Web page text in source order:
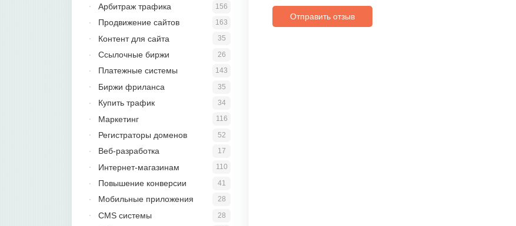
Отправить отзыв
156
Арбитраж трафика
163
Продвижение сайтов
35
Контент для сайта
26
Ссылочные биржи
143
Платежные системы
35
Биржи фриланса
34
Купить трафик
116
Маркетинг
52
Регистраторы доменов
17
Веб-разработка
110
Интернет-магазинам
41
Повышение конверсии
28
Мобильные приложения
28
CMS системы